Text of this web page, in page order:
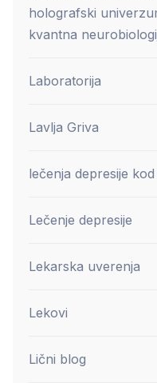
holografski
kvantna
Laboratorija
Lavlja Griva
lečenja depresije
Lečenje depresije
Lekarska uverenja
Lekovi
Lični blog